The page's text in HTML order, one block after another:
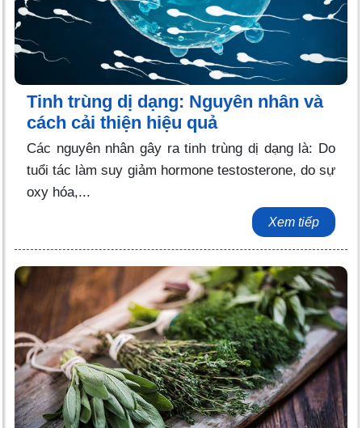
Tinh trùng dị dạng: Nguyên nhân và
cách cải thiện hiệu quả
Các nguyên nhân gây ra tinh trùng dị dạng là: Do
tuổi tác làm suy giảm hormone testosterone, do sự
oxy hóa,...
Xem tiếp